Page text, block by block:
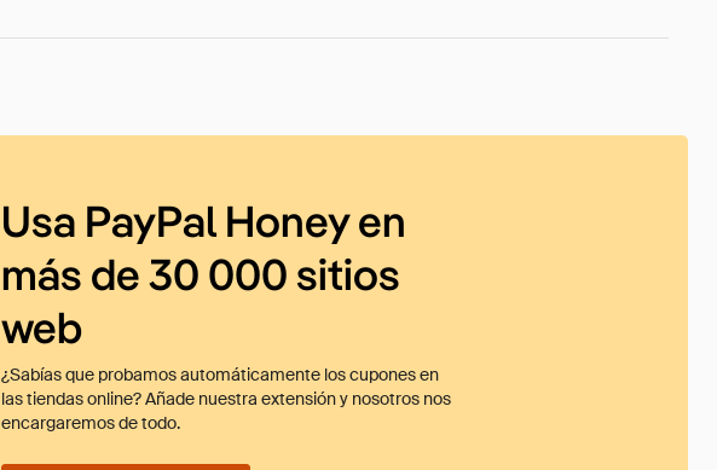
Usa PayPal Honey en
más de 30 000 sitios
web
¿Sabías que probamos automáticamente los cupones en
las tiendas online? Añade nuestra extensión y nosotros nos
encargaremos de todo.